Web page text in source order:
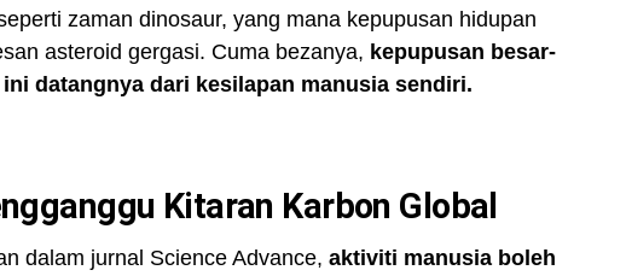
zaman dinosaur, yang mana kepupusan hidupan
asteroid gergasi. Cuma bezanya, kepupusan besar-
datangnya dari kesilapan manusia sendiri.
Kitaran Karbon Global
dalam jurnal Science Advance, aktiviti manusia boleh